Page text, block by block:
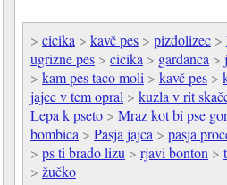
> cicika > kavč pes > pizdolizec >
ugrizne pes > cicika > gardanca >
> kam pes taco moli > kavč pes >
jajce v tem opral > kuzla v rit
Lepa k pseto > Mraz kot bi pse
bombica > Pasja jajca > pasja
> ps ti brado lizu > rjavi bonton >
> žučko